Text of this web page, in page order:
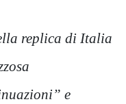
replica di Italia
e